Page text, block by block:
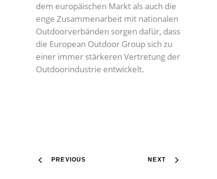
dem europäischen Markt als auch die
enge Zusammenarbeit mit nationalen
Outdoorverbänden sorgen dafür, dass
die European Outdoor Group sich zu
einer immer stärkeren Vertretung der
Outdoorindustrie entwickelt.
PREVIOUS NEXT